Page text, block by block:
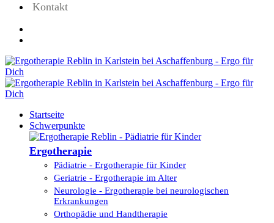
Kontakt
Startseite
Schwerpunkte
Ergotherapie
Pädiatrie - Ergotherapie für Kinder
Geriatrie - Ergotherapie im Alter
Neurologie - Ergotherapie bei neurologischen
Erkrankungen
Orthopädie und Handtherapie